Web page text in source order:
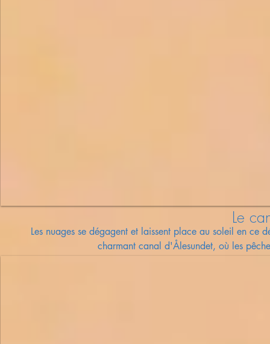
Le
Les nuages se dégagent et laissent place au soleil en ce
charmant canal d'Ålesundet, où les